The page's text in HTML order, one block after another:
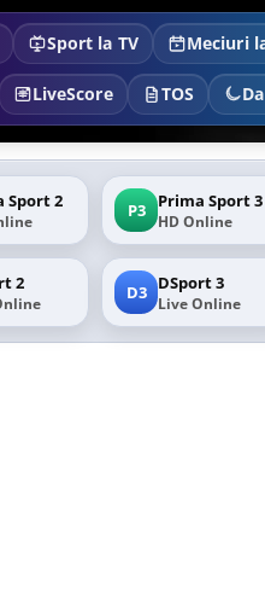
Sport la TV Meciuri
LiveScore TOS
Sport 2 P3 Prima Sport 3
HD Online
2 D3 DSport 3
Live Online